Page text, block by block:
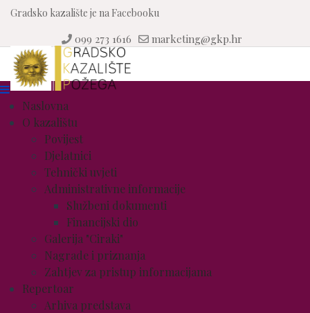
Gradsko kazalište je na Facebooku
099 273 1616 marketing@gkp.hr
Naslovna
O kazalištu
Povijest
Djelatnici
Tehnički uvjeti
Administrativne informacije
Službeni dokumenti
Financijski dio
Galerija "Ciraki"
Nagrade i priznanja
Zahtjev za pristup informacijama
Repertoar
Arhiva predstava